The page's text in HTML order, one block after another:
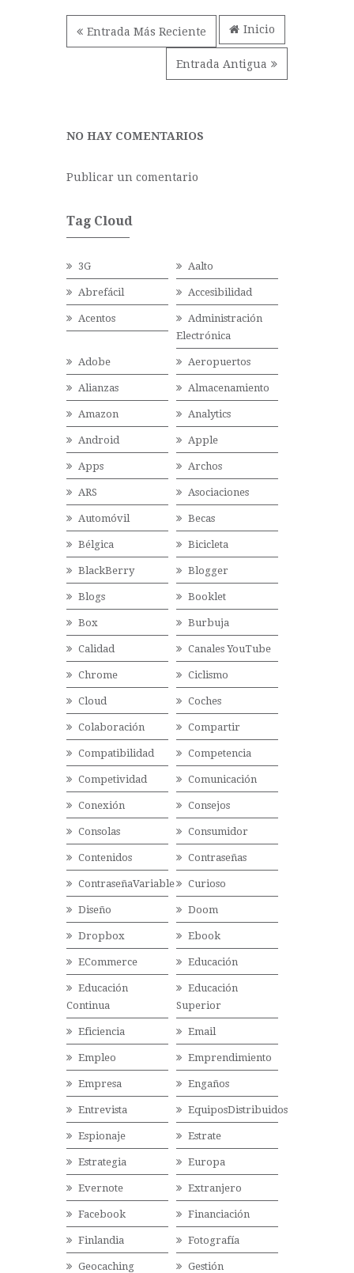
Entrada Más Reciente
Entrada Antigua
Inicio
NO HAY COMENTARIOS
Publicar un comentario
Tag Cloud
3G Aalto
Abrefácil Accesibilidad
Acentos
Administración
Electrónica
Adobe Aeropuertos
Alianzas Almacenamiento
Amazon Analytics
Android Apple
Apps Archos
ARS Asociaciones
Automóvil Becas
Bélgica Bicicleta
BlackBerry Blogger
Blogs Booklet
Box Burbuja
Calidad Canales YouTube
Chrome Ciclismo
Cloud Coches
Colaboración Compartir
Compatibilidad Competencia
Competividad Comunicación
Conexión Consejos
Consolas Consumidor
Contenidos Contraseñas
ContraseñaVariable Curioso
Diseño Doom
Dropbox Ebook
ECommerce Educación
Educación
Continua
Educación
Superior
Eficiencia Email
Empleo Emprendimiento
Empresa Engaños
Entrevista EquiposDistribuidos
Espionaje Estrate
Estrategia Europa
Evernote Extranjero
Facebook Financiación
Finlandia Fotografía
Geocaching Gestión